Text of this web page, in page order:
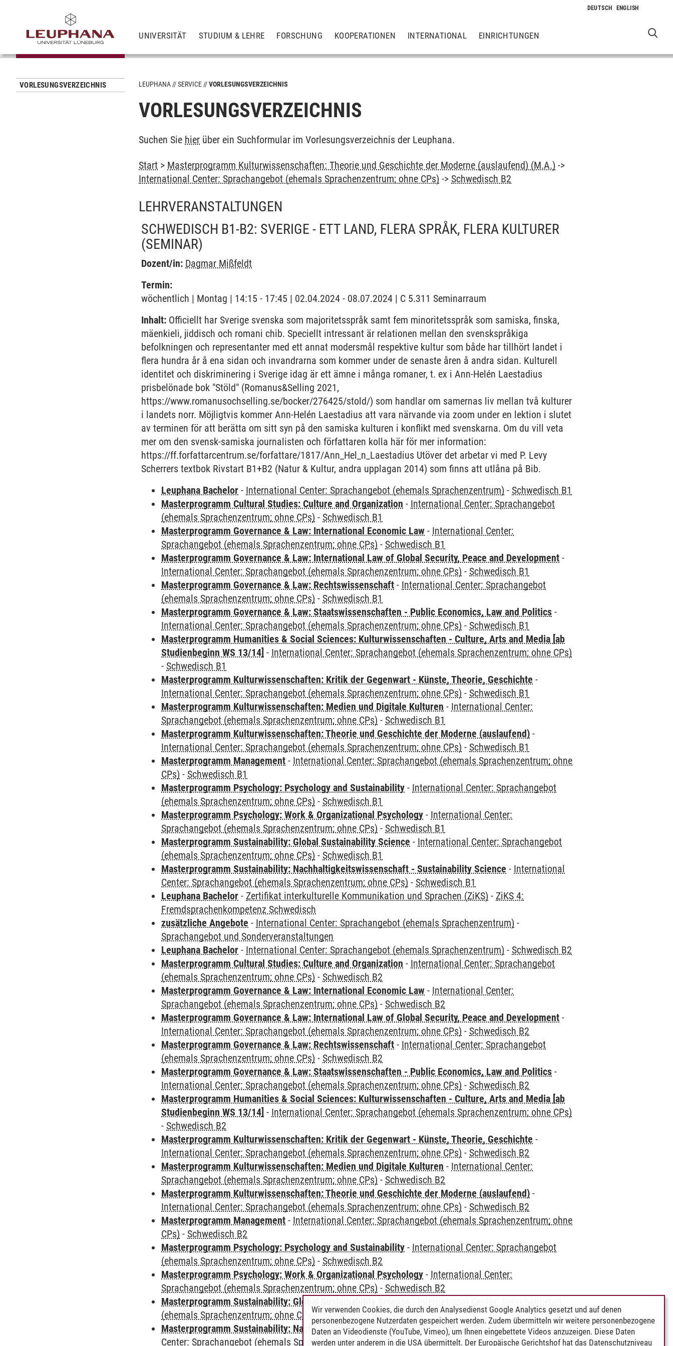
UNIVERSITÄT STUDIUM & LEHRE FORSCHUNG KOOPERATIONEN INTERNATIONAL EINRICHTUNGEN
VORLESUNGSVERZEICHNIS LEUPHANA SERVICE VORLESUNGSVERZEICHNIS
VORLESUNGSVERZEICHNIS
Suchen Sie hier über ein Suchformular im Vorlesungsverzeichnis der Leuphana.
Start > Masterprogramm Kulturwissenschaften: Theorie und Geschichte der Moderne (auslaufend) (M.A.) ->
International Center: Sprachangebot (ehemals Sprachenzentrum; ohne CPs) -> Schwedisch B2
LEHRVERANSTALTUNGEN
SCHWEDISCH B1-B2: SVERIGE - ETT LAND, FLERA SPRÅK, FLERA KULTURER
(SEMINAR)
Dozent/in: Dagmar Mißfeldt
Termin:
wöchentlich | Montag | 14:15 - 17:45 | 02.04.2024 - 08.07.2024 | C 5.311 Seminarraum
Inhalt: Officiellt har Sverige svenska som majoritetsspråk samt fem minoritetsspråk som samiska, finska,
mäenkieli, jiddisch och romani chib. Speciellt intressant är relationen mellan den svenskspråkiga
befolkningen och representanter med ett annat modersmål respektive kultur som både har tillhört landet i
flera hundra år å ena sidan och invandrarna som kommer under de senaste åren å andra sidan. Kulturell
identitet och diskriminering i Sverige idag är ett ämne i många romaner, t. ex i Ann-Helén Laestadius
prisbelönade bok "Stöld" (Romanus&Selling 2021,
https://www.romanusochselling.se/bocker/276425/stold/) som handlar om samernas liv mellan två kulturer
i landets norr. Möjligtvis kommer Ann-Helén Laestadius att vara närvande via zoom under en lektion i slutet
av terminen för att berätta om sitt syn på den samiska kulturen i konflikt med svenskarna. Om du vill veta
mer om den svensk-samiska journalisten och författaren kolla här för mer information:
https://ff.forfattarcentrum.se/forfattare/1817/Ann_Hel_n_Laestadius Utöver det arbetar vi med P. Levy
Scherrers textbok Rivstart B1+B2 (Natur & Kultur, andra upplagan 2014) som finns att utlåna på Bib.
Leuphana Bachelor - International Center: Sprachangebot (ehemals Sprachenzentrum) - Schwedisch B1
Masterprogramm Cultural Studies: Culture and Organization - International Center: Sprachangebot
(ehemals Sprachenzentrum; ohne CPs) - Schwedisch B1
Masterprogramm Governance & Law: International Economic Law - International Center:
Sprachangebot (ehemals Sprachenzentrum; ohne CPs) - Schwedisch B1
Masterprogramm Governance & Law: International Law of Global Security, Peace and Development -
International Center: Sprachangebot (ehemals Sprachenzentrum; ohne CPs) - Schwedisch B1
Masterprogramm Governance & Law: Rechtswissenschaft - International Center: Sprachangebot
(ehemals Sprachenzentrum; ohne CPs) - Schwedisch B1
Masterprogramm Governance & Law: Staatswissenschaften - Public Economics, Law and Politics -
International Center: Sprachangebot (ehemals Sprachenzentrum; ohne CPs) - Schwedisch B1
Masterprogramm Humanities & Social Sciences: Kulturwissenschaften - Culture, Arts and Media [ab
Studienbeginn WS 13/14] - International Center: Sprachangebot (ehemals Sprachenzentrum; ohne CPs)
- Schwedisch B1
Masterprogramm Kulturwissenschaften: Kritik der Gegenwart - Künste, Theorie, Geschichte -
International Center: Sprachangebot (ehemals Sprachenzentrum; ohne CPs) - Schwedisch B1
Masterprogramm Kulturwissenschaften: Medien und Digitale Kulturen - International Center:
Sprachangebot (ehemals Sprachenzentrum; ohne CPs) - Schwedisch B1
Masterprogramm Kulturwissenschaften: Theorie und Geschichte der Moderne (auslaufend) -
International Center: Sprachangebot (ehemals Sprachenzentrum; ohne CPs) - Schwedisch B1
Masterprogramm Management - International Center: Sprachangebot (ehemals Sprachenzentrum; ohne
CPs) - Schwedisch B1
Masterprogramm Psychology: Psychology and Sustainability - International Center: Sprachangebot
(ehemals Sprachenzentrum; ohne CPs) - Schwedisch B1
Masterprogramm Psychology: Work & Organizational Psychology - International Center:
Sprachangebot (ehemals Sprachenzentrum; ohne CPs) - Schwedisch B1
Masterprogramm Sustainability: Global Sustainability Science - International Center: Sprachangebot
(ehemals Sprachenzentrum; ohne CPs) - Schwedisch B1
Masterprogramm Sustainability: Nachhaltigkeitswissenschaft - Sustainability Science - International
Center: Sprachangebot (ehemals Sprachenzentrum; ohne CPs) - Schwedisch B1
Leuphana Bachelor - Zertifikat interkulturelle Kommunikation und Sprachen (ZiKS) - ZiKS 4:
Fremdsprachenkompetenz Schwedisch
zusätzliche Angebote - International Center: Sprachangebot (ehemals Sprachenzentrum) -
Sprachangebot und Sonderveranstaltungen
Leuphana Bachelor - International Center: Sprachangebot (ehemals Sprachenzentrum) - Schwedisch B2
Masterprogramm Cultural Studies: Culture and Organization - International Center: Sprachangebot
(ehemals Sprachenzentrum; ohne CPs) - Schwedisch B2
Masterprogramm Governance & Law: International Economic Law - International Center:
Sprachangebot (ehemals Sprachenzentrum; ohne CPs) - Schwedisch B2
Masterprogramm Governance & Law: International Law of Global Security, Peace and Development -
International Center: Sprachangebot (ehemals Sprachenzentrum; ohne CPs) - Schwedisch B2
Masterprogramm Governance & Law: Rechtswissenschaft - International Center: Sprachangebot
(ehemals Sprachenzentrum; ohne CPs) - Schwedisch B2
Masterprogramm Governance & Law: Staatswissenschaften - Public Economics, Law and Politics -
International Center: Sprachangebot (ehemals Sprachenzentrum; ohne CPs) - Schwedisch B2
Masterprogramm Humanities & Social Sciences: Kulturwissenschaften - Culture, Arts and Media [ab
Studienbeginn WS 13/14] - International Center: Sprachangebot (ehemals Sprachenzentrum; ohne CPs)
- Schwedisch B2
Masterprogramm Kulturwissenschaften: Kritik der Gegenwart - Künste, Theorie, Geschichte -
International Center: Sprachangebot (ehemals Sprachenzentrum; ohne CPs) - Schwedisch B2
Masterprogramm Kulturwissenschaften: Medien und Digitale Kulturen - International Center:
Sprachangebot (ehemals Sprachenzentrum; ohne CPs) - Schwedisch B2
Masterprogramm Kulturwissenschaften: Theorie und Geschichte der Moderne (auslaufend) -
International Center: Sprachangebot (ehemals Sprachenzentrum; ohne CPs) - Schwedisch B2
Masterprogramm Management - International Center: Sprachangebot (ehemals Sprachenzentrum; ohne
CPs) - Schwedisch B2
Masterprogramm Psychology: Psychology and Sustainability - International Center: Sprachangebot
(ehemals Sprachenzentrum; ohne CPs) - Schwedisch B2
Masterprogramm Psychology: Work & Organizational Psychology - International Center:
Sprachangebot (ehemals Sprachenzentrum; ohne CPs) - Schwedisch B2
Masterprogramm Sustainability: Global Sustainability Science
(ehemals Sprachenzentrum; ohne CPs)- Schwedisch B2
Masterprogramm Sustainability: Nachhaltigkeitswissenschaft - Sustainability Science-International
Center: Sprachangebot (ehemals Sprachenzentrum; ohne CPs)-Schwedisch B2
Wir verwenden Cookies, die durch den Analysedienst Google Analytics gesetzt und auf denen
personenbezogene Nutzerdaten gespeichert werden. Zudem übermitteln wir weitere personenbezogene
Daten an Videodienste (YouTube, Vimeo), um Ihnen eingebettete Videos anzuzeigen. Diese Daten
werden unter anderem in die USA übermittelt. Der Europäische Gerichtshof hat das Datenschutzniveau